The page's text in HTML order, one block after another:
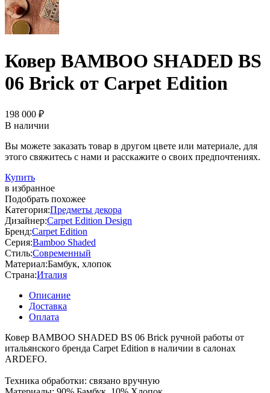
Ковер BAMBOO SHADED BS
06 Brick от Carpet Edition
198 000 ₽
В наличии
Вы можете заказать товар в другом цвете или материале, для
этого свяжитесь с нами и расскажите о своих предпочтениях.
Купить
в избранное
Подобрать похожее
Категория:Предметы декора
Дизайнер:Carpet Edition Design
Бренд:Carpet Edition
Серия:Bamboo Shaded
Стиль:Современный
Материал:Бамбук, хлопок
Страна:Италия
Описание
Доставка
Оплата
Ковер BAMBOO SHADED BS 06 Brick ручной работы от
итальянского бренда Carpet Edition в наличии в салонах
ARDEFO.
Техника обработки: связано вручную